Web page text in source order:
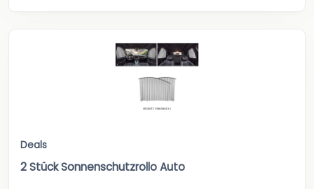
Deals
2 Stück Sonnenschutzrollo Auto